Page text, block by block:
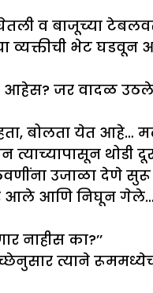
व बाजूच्या
व्यक्तीची भेट घडवून
जर वादळ
बोलता येत आहे…
त्याच्यापासून थोडी
उजाळा देणे
आले आणि निघून
नाहीस का?’’
त्याने